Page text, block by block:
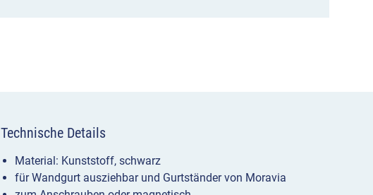
Menge
Technische Details
Material: Kunststoff, schwarz
für Wandgurt ausziehbar und Gurtständer von Moravia